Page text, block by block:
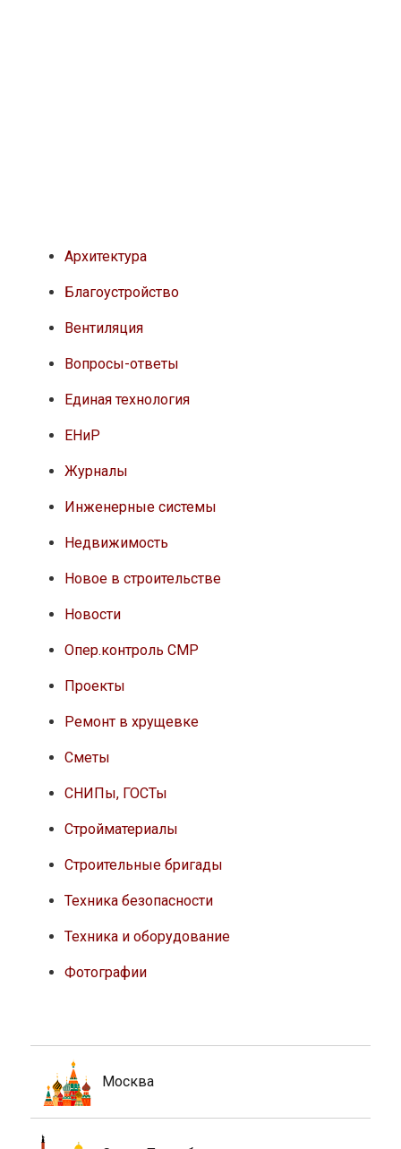
Архитектура
Благоустройство
Вентиляция
Вопросы-ответы
Единая технология
ЕНиР
Журналы
Инженерные системы
Недвижимость
Новое в строительстве
Новости
Опер.контроль СМР
Проекты
Ремонт в хрущевке
Сметы
СНИПы, ГОСТы
Стройматериалы
Строительные бригады
Техника безопасности
Техника и оборудование
Фотографии
Москва